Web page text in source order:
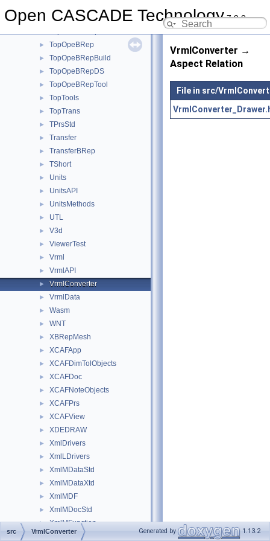
Open CASCADE Technology7.9.0
TopoDS
► TopOpeBRep
► TopOpeBRepBuild
► TopOpeBRepDS
► TopOpeBRepTool
► TopTools
► TopTrans
► TPrsStd
► Transfer
► TransferBRep
► TShort
► Units
► UnitsAPI
► UnitsMethods
► UTL
► V3d
► ViewerTest
► Vrml
► VrmlAPI
► VrmlConverter
► VrmlData
► Wasm
► WNT
► XBRepMesh
► XCAFApp
► XCAFDimTolObjects
► XCAFDoc
► XCAFNoteObjects
► XCAFPrs
► XCAFView
► XDEDRAW
► XmlDrivers
► XmlLDrivers
► XmlMDataStd
► XmlMDataXtd
► XmlMDF
► XmlMDocStd
► XmlMFunction
► XmlMNaming
VrmlConverter →
Aspect Relation
File in src/
src VrmlConverter Generated by 1.13.2